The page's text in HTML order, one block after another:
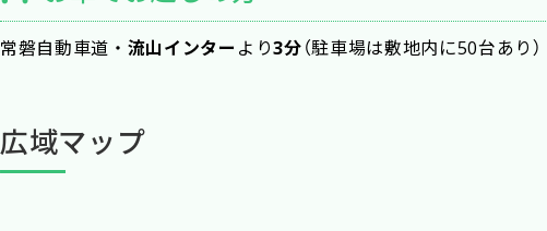
西口のエスカレーターへ
常磐自動車道・ 流山インター より3分（駐車場は敷地内に50台あり）
広域マップ